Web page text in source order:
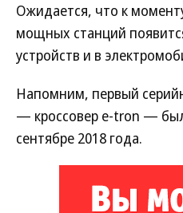
Ожидается, что к
мощных станций
устройств и в
Напомним, первый
— кроссовер e-tron —
сентябре 2018 года.